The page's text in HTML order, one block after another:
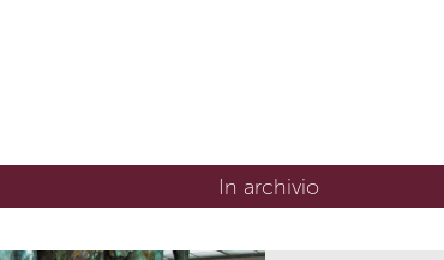
In archivio